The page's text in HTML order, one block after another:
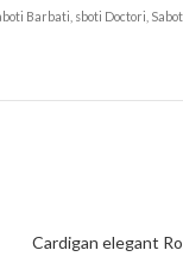
Barbati, sboti Doctori,
Cardigan elegant